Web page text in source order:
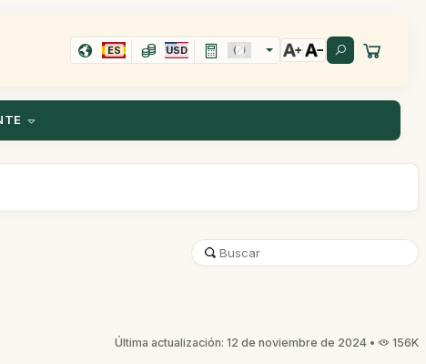
ES USD
Última actualización: 12 de noviembre de 2024 • 156K